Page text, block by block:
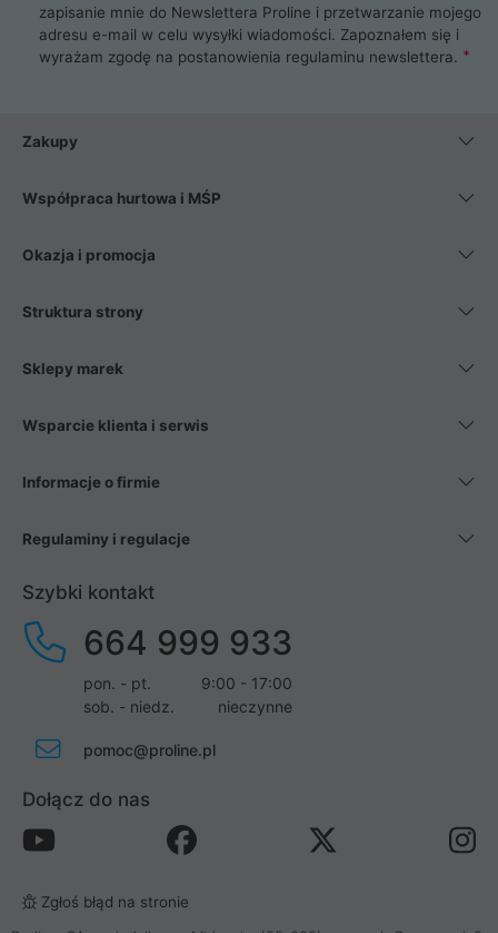
zapisanie mnie do Newslettera Proline i przetwarzanie mojego
adresu e-mail w celu wysyłki wiadomości. Zapoznałem się i
wyrażam zgodę na postanowienia regulaminu newslettera.
Zakupy
Współpraca hurtowa i MŚP
Okazja i promocja
Struktura strony
Sklepy marek
Wsparcie klienta i serwis
Informacje o firmie
Regulaminy i regulacje
Szybki kontakt
664 999 933
pon. - pt.
9:00 - 17:00
sob. - niedz.
nieczynne
pomoc@proline.pl
Dołącz do nas
Zgłoś błąd na stronie